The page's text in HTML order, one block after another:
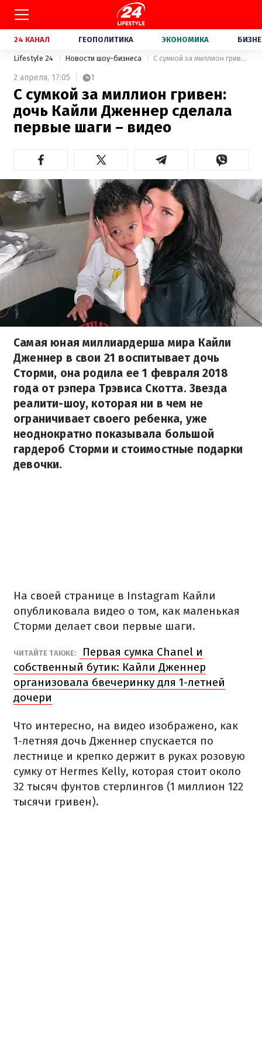
24 КАНАЛ ГЕОПОЛИТИКА ЭКОНОМИКА
Lifestyle 24 Новости шоу-бизнеса С сумкой за миллион гривен: дочь Кайли Дженнер сделала первые шаги – видео
2 апреля, 17:05 1
С сумкой за миллион гривен:
дочь Кайли Дженнер сделала
первые шаги – видео
Самая юная миллиардерша мира Кайли
Дженнер в свои 21 воспитывает дочь
Сторми, она родила ее 1 февраля 2018
года от рэпера Трэвиса Скотта. Звезда
реалити-шоу, которая ни в чем не
ограничивает своего ребенка, уже
неоднократно показывала большой
гардероб Сторми и стоимостные подарки
девочки.
На своей странице в Instagram Кайли
опубликовала видео о том, как маленькая
Сторми делает свои первые шаги.
ЧИТАЙТЕ ТАКЖЕ:
Первая сумка Chanel и
собственный бутик: Кайли Дженнер
организовала бвечеринку для 1-летней
дочери
Что интересно, на видео изображено, как
1-летняя дочь Дженнер спускается по
лестнице и крепко держит в руках розовую
сумку от Hermes Kelly, которая стоит около
32 тысяч фунтов стерлингов (1 миллион 122
тысячи гривен).